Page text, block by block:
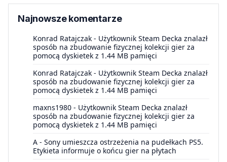
Najnowsze komentarze
Konrad Ratajczak - Użytkownik Steam Decka znalazł
sposób na zbudowanie fizycznej kolekcji gier za
pomocą dyskietek z 1.44 MB pamięci
Konrad Ratajczak - Użytkownik Steam Decka znalazł
sposób na zbudowanie fizycznej kolekcji gier za
pomocą dyskietek z 1.44 MB pamięci
maxns1980 - Użytkownik Steam Decka znalazł
sposób na zbudowanie fizycznej kolekcji gier za
pomocą dyskietek z 1.44 MB pamięci
A - Sony umieszcza ostrzeżenia na pudełkach PS5.
Etykieta informuje o końcu gier na płytach